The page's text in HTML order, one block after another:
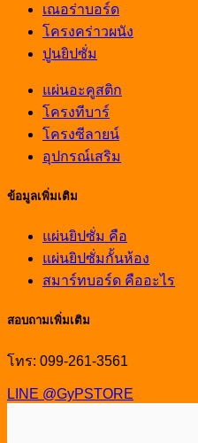
เณอร่าบอร์ด
โครงคร่าวผนัง
ปูนยิปซั่ม
แผ่นอะคูสติก
โครงทีบาร์
โครงซีลายน์
อุปกรณ์เสริม
ข้อมูลเพิ่มเติม
แผ่นยิปซั่ม คือ
แผ่นยิปซั่มกั้นห้อง
สมาร์ทบอร์ด คืออะไร
สอบถามเพิ่มเติม
โทร: 099-261-3561
LINE @GyPSTORE